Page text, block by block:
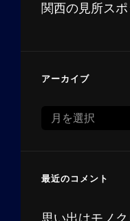
関西の見所スポ
アーカイブ
イ
最近のコメント